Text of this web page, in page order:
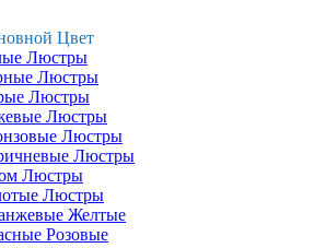
Цвет
Люстры
Люстры
Люстры
Люстры
Люстры
Люстры
Люстры
Люстры
Желтые
Розовые